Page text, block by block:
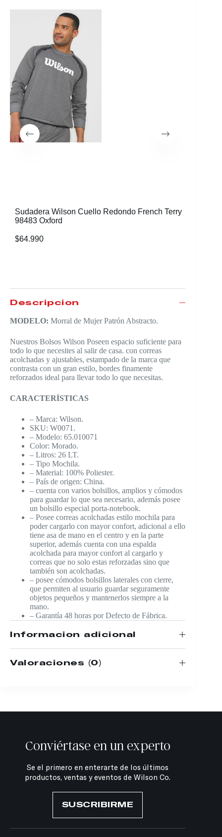
Sudadera Wilson Cuello Redondo French Terry
98483 Oxford
$64.990
Descripción
MODELO: Morral de Mujer Patrón Abstracto.
Nuestros Bolsos Wilson Poseen espacio suficiente para
todo lo que necesites al salir de casa. con correas
acolchadas y ajustables, estampado de la marca que
contrasta con un gran estilo, bordes finamente
reforzados ideal para llevar todo lo que necesitas.
CARACTERÍSTICAS
– Marca: Wilson.
SKU: W0071.
– Modelo: 65.010071
Color: Morado.
– Litros: 26 LT.
– Tipo Mochila.
– Material: 100% Poliester.
– País de origen: China.
– cuenta con varios bolsillos, amplios y cómodos
para guardar lo que sea necesario, además posee
un bolsillo especial porta-notebook.
– Posee correas acolchadas estilo mochila para
poder cargarlo con mayor confort, adicional a ello
tiene asa de mano en el centro y en la parte
superior, además cuenta con una espalda
acolchada para mayor confort al cargarlo y
correas que no solo estas reforzadas sino que
también son acolchadas.
– posee cómodos bolsillos laterales con cierre,
que permiten al usuario guardar seguramente
objetos pequeños y mantenerlos siempre a la
mano.
– Garantía 48 horas por Defecto de Fábrica.
Información adicional
Valoraciones (0)
Conviértase en un experto
Se el primero en enterarte de los últimos
productos, ventas y eventos de Wilson Co.
SUSCRIBIRME